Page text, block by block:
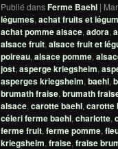
Publié dansFerme Baehl |
légumes, achat fruits et
achat pomme alsace, adora,
alsace fruit, alsace fruit et
poireau, alsace pomme,
jost, asperge kriegsheim,
asperges kriegsheim, baehl,
brumath fraise, brumath
alsace, carotte baehl, carotte
céleri ferme baehl, charlotte,
ferme fruit, ferme pomme,
kriegsheim, fraise, fraise